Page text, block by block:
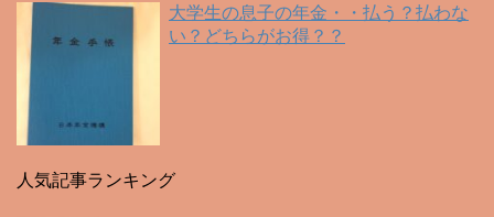
大学生の息子の年金・・払う？払わな
い？どちらがお得？？
人気記事ランキング